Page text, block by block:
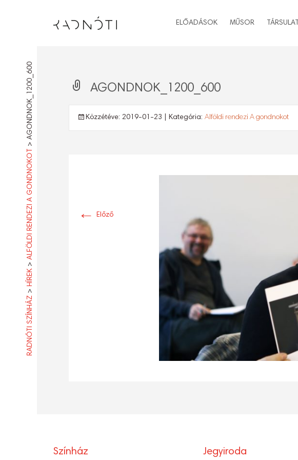
ELŐADÁSOK MŰSOR TÁRSULAT
RADNÓTI SZÍNHÁZ
>
HÍREK
>
ALFÖLDI RENDEZI A GONDNOKOT
>
AGONDNOK_1200_600 AGONDNOK_1200_600
Közzétéve: 2019-01-23 | Kategória: Alföldi rendezi A gondnokot
← Előző
Színház Jegyiroda